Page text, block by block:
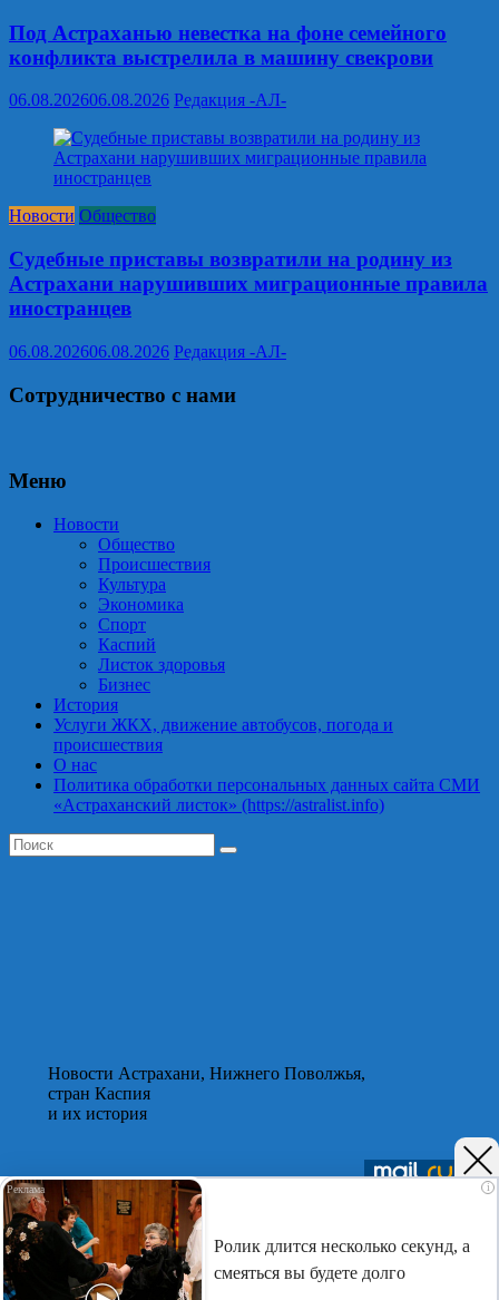
Под Астраханью невестка на фоне семейного
конфликта выстрелила в машину свекрови
06.08.202606.08.2026 Редакция -АЛ-
Новости Общество
Судебные приставы возвратили на родину из
Астрахани нарушивших миграционные правила
иностранцев
06.08.202606.08.2026 Редакция -АЛ-
Сотрудничество с нами
Меню
Новости
Общество
Происшествия
Культура
Экономика
Спорт
Каспий
Листок здоровья
Бизнес
История
Услуги ЖКХ, движение автобусов, погода и
происшествия
О нас
Политика обработки персональных данных сайта СМИ
«Астраханский листок» (https://astralist.info)
Новости Астрахани, Нижнего Поволжья,
стран Каспия
и их история
i
Ролик длится несколько секунд, а
смеяться вы будете долго
Подписывайтесь на нас в
©Астраханский листок.
(16+) Реестровая запись Роскомнадзора ЭЛ № ФС 77 - 75401
от 12.04.2019. Главный редактор Путилина Ирина